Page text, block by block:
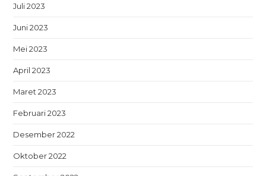
Juli 2023
Juni 2023
Mei 2023
April 2023
Maret 2023
Februari 2023
Desember 2022
Oktober 2022